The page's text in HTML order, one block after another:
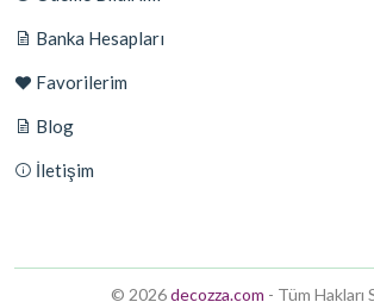
Banka Hesapları
Favorilerim
Blog
İletişim
© 2026decozza.com - Tüm Hakları